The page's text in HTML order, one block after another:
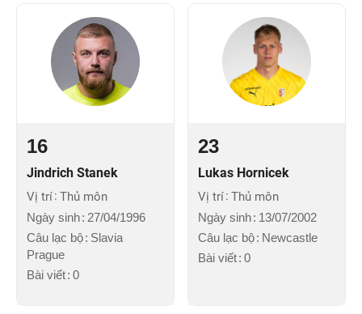
16
Jindrich Stanek
Vị trí Thủ môn
Ngày sinh 27/04/1996
Câu lạc bộ Slavia
Prague
Bài viết 0
23
Lukas Hornicek
Vị trí Thủ môn
Ngày sinh 13/07/2002
Câu lạc bộ
Newcastle
Bài viết 0